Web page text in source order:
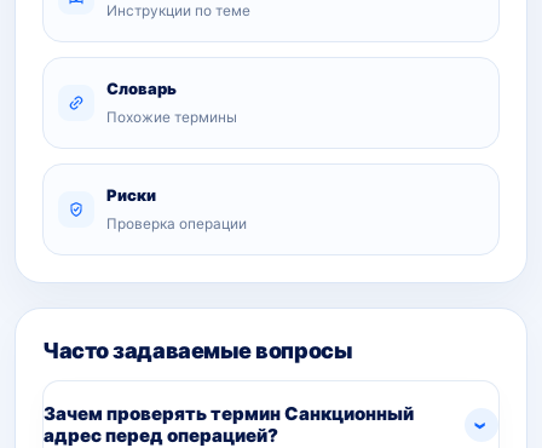
Инструкции по теме
Словарь
Похожие термины
Риски
Проверка операции
Часто задаваемые вопросы
Зачем проверять термин Санкционный
адрес перед операцией?